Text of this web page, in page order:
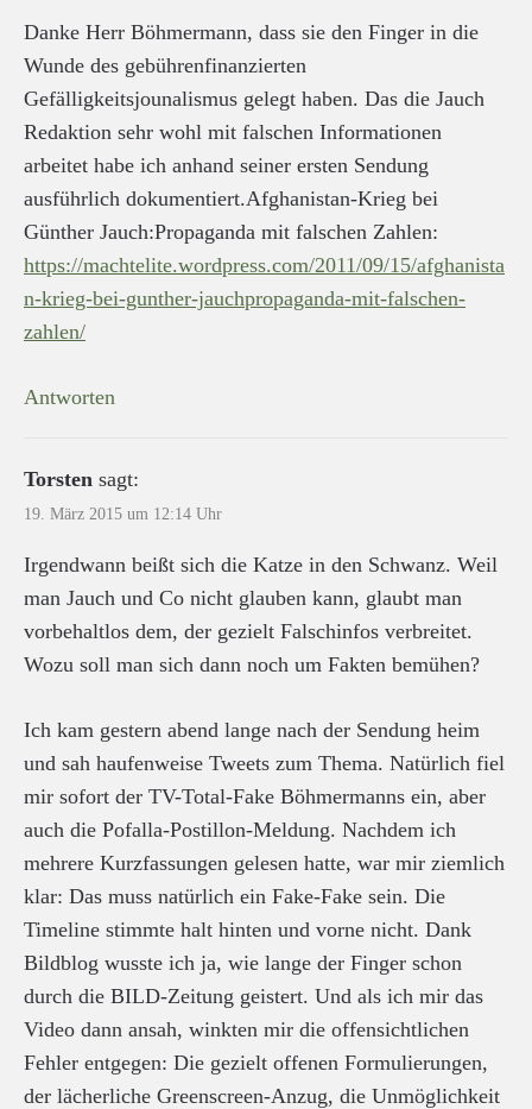
Danke Herr Böhmermann, dass sie den Finger in die
Wunde des gebührenfinanzierten
Gefälligkeitsjounalismus gelegt haben. Das die Jauch
Redaktion sehr wohl mit falschen Informationen
arbeitet habe ich anhand seiner ersten Sendung
ausführlich dokumentiert.Afghanistan-Krieg bei
Günther Jauch:Propaganda mit falschen Zahlen:
https://machtelite.wordpress.com/2011/09/15/afghanista
n-krieg-bei-gunther-jauchpropaganda-mit-falschen-
zahlen/
Antworten
Torsten sagt:
19. März 2015 um 12:14 Uhr
Irgendwann beißt sich die Katze in den Schwanz. Weil
man Jauch und Co nicht glauben kann, glaubt man
vorbehaltlos dem, der gezielt Falschinfos verbreitet.
Wozu soll man sich dann noch um Fakten bemühen?
Ich kam gestern abend lange nach der Sendung heim
und sah haufenweise Tweets zum Thema. Natürlich fiel
mir sofort der TV-Total-Fake Böhmermanns ein, aber
auch die Pofalla-Postillon-Meldung. Nachdem ich
mehrere Kurzfassungen gelesen hatte, war mir ziemlich
klar: Das muss natürlich ein Fake-Fake sein. Die
Timeline stimmte halt hinten und vorne nicht. Dank
Bildblog wusste ich ja, wie lange der Finger schon
durch die BILD-Zeitung geistert. Und als ich mir das
Video dann ansah, winkten mir die offensichtlichen
Fehler entgegen: Die gezielt offenen Formulierungen,
der lächerliche Greenscreen-Anzug, die Unmöglichkeit